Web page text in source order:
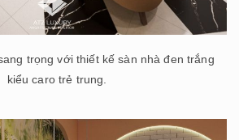
trọng với thiết kế sàn nhà đen trắng
kiểu caro trẻ trung.